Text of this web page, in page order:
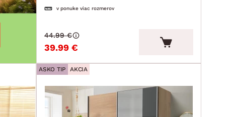
v ponuke viac rozmerov
39.99 €
44.99 €
ASKO TIP AKCIA